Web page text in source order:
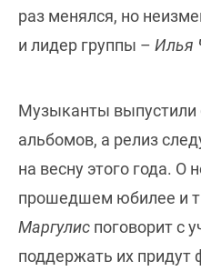
раз менялся, но
и лидер группы – Илья
Музыканты выпустили
альбомов, а релиз
на весну этого года. О
прошедшем юбилее и
Маргулис поговорит с
поддержать их придут